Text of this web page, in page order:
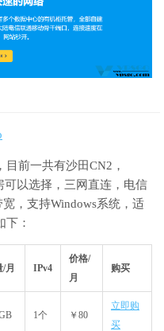
前一共有沙田CN2，
可以选择，三网直连，电信
，支持Windows系统，适
下：
/月 IPv4
价格/
月
购买
1个 ￥80
立即购
买